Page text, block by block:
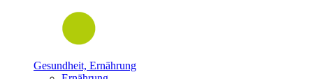
Gesundheit, Ernährung